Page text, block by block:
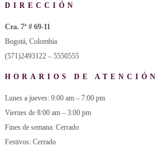
DIRECCIÓN
Cra. 7ª # 69-11
Bogotá, Colombia
(571)2493122 – 5550555
HORARIOS DE ATENCIÓN
Lunes a jueves: 9:00 am – 7:00 pm
Viernes de 8:00 am – 3:00 pm
Fines de semana: Cerrado
Festivos: Cerrado